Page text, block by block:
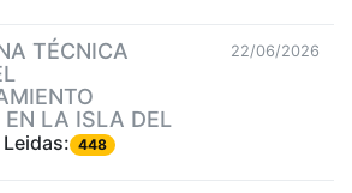
TÉCNICA
EN LA ISLA DEL
Leidas: 448
22/06/2026